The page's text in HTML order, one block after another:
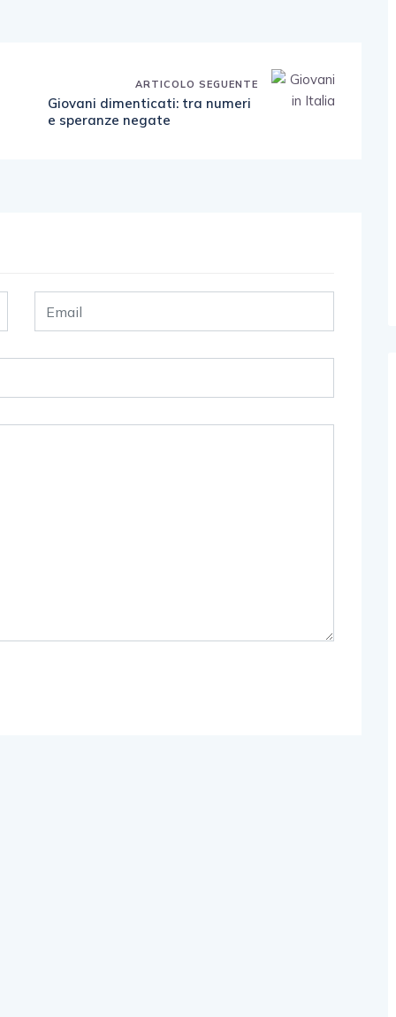
ARTICOLO SEGUENTE
Giovani dimenticati: tra numeri
e speranze negate